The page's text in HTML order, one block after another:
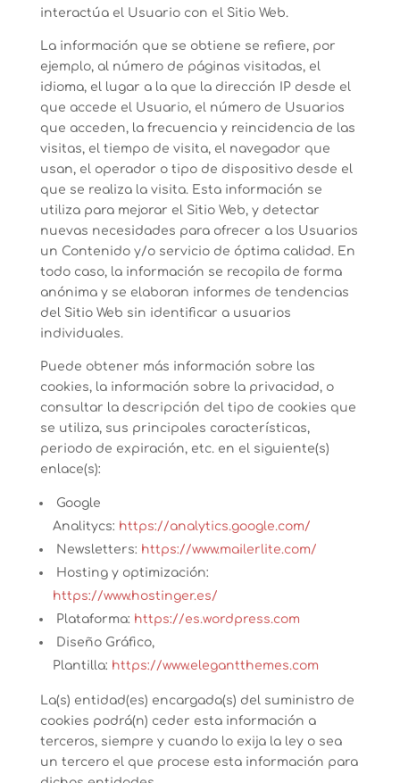
interactúa el Usuario con el Sitio Web.
La información que se obtiene se refiere, por
ejemplo, al número de páginas visitadas, el
idioma, el lugar a la que la dirección IP desde el
que accede el Usuario, el número de Usuarios
que acceden, la frecuencia y reincidencia de las
visitas, el tiempo de visita, el navegador que
usan, el operador o tipo de dispositivo desde el
que se realiza la visita. Esta información se
utiliza para mejorar el Sitio Web, y detectar
nuevas necesidades para ofrecer a los Usuarios
un Contenido y/o servicio de óptima calidad. En
todo caso, la información se recopila de forma
anónima y se elaboran informes de tendencias
del Sitio Web sin identificar a usuarios
individuales.
Puede obtener más información sobre las
cookies, la información sobre la privacidad, o
consultar la descripción del tipo de cookies que
se utiliza, sus principales características,
periodo de expiración, etc. en el siguiente(s)
enlace(s):
Google
Analitycs: https://analytics.google.com/
Newsletters: https://www.mailerlite.com/
Hosting y optimización:
https://www.hostinger.es/
Plataforma: https://es.wordpress.com
Diseño Gráfico,
Plantilla: https://www.elegantthemes.com
La(s) entidad(es) encargada(s) del suministro de
cookies podrá(n) ceder esta información a
terceros, siempre y cuando lo exija la ley o sea
un tercero el que procese esta información para